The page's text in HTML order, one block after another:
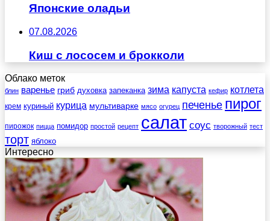
Японские оладьи
07.08.2026
Киш с лососем и брокколи
Облако меток
блин варенье гриб духовка запеканка зима капуста кефир котлета
крем куриный курица мультиварке мясо огурец печенье пирог
пирожок пицца помидор простой рецепт салат соус творожный тест
торт яблоко
Интересно